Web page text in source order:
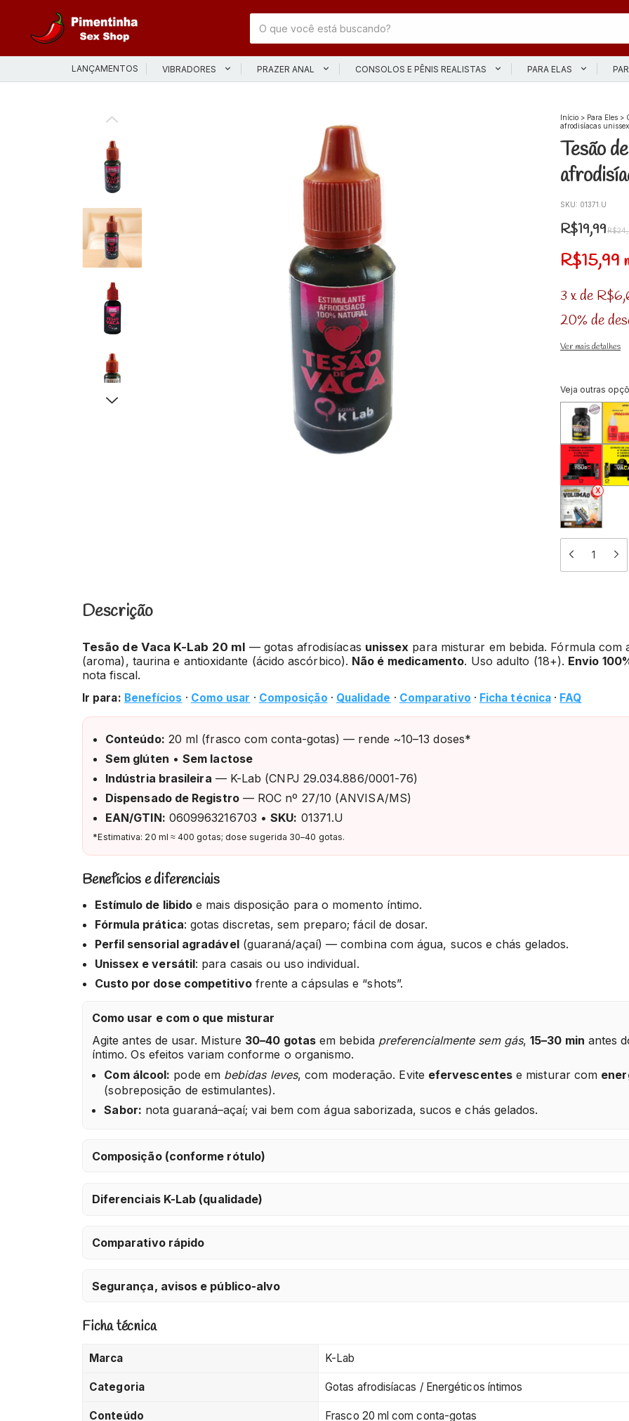
LANÇAMENTOS VIBRADORES PRAZER ANAL CONSOLOS E PÊNIS REALISTAS PARA ELAS
Início > Para Eles >
afrodisíacas unissex
Tesão
SKU: 01371.U
R$19,99
R$15,99
3 xde
20% de
Ver mais detalhes
Veja outras
Descrição
Tesão de Vaca K-Lab 20 ml — gotas afrodisíacas unissex para misturar em bebida. Fórmula com
(aroma), taurina e antioxidante (ácido ascórbico). Não é medicamento. Uso adulto (18+). Envio
nota fiscal.
Ir para: Benefícios · Como usar · Composição · Qualidade · Comparativo · Ficha técnica · FAQ
Conteúdo: 20 ml (frasco com conta-gotas) — rende ~10–13 doses*
Sem glúten •Sem lactose
Indústria brasileira — K-Lab (CNPJ 29.034.886/0001-76)
Dispensado de Registro— ROC nº 27/10 (ANVISA/MS)
EAN/GTIN: 0609963216703 •SKU: 01371.U
*Estimativa: 20 ml ≈ 400 gotas; dose sugerida 30–40 gotas.
Benefícios e diferenciais
Estímulo de libido e mais disposição para o momento íntimo.
Fórmula prática: gotas discretas, sem preparo; fácil de dosar.
Perfil sensorial agradável(guaraná/açaí) — combina com água, sucos e chás gelados.
Unissex e versátil: para casais ou uso individual.
Custo por dose competitivofrente a cápsulas e “shots”.
Como usar e com o que misturar
Agite antes de usar. Misture 30–40 gotas em bebida preferencialmente sem gás,15–30 min antes
íntimo. Os efeitos variam conforme o organismo.
Com álcool: pode em bebidas leves, com moderação. Evite efervescentese misturar com
(sobreposição de estimulantes).
Sabor: nota guaraná–açaí; vai bem com água saborizada, sucos e chás gelados.
Composição (conforme rótulo)
Diferenciais K-Lab (qualidade)
Comparativo rápido
Segurança, avisos e público-alvo
Ficha técnica
Marca K-Lab
Categoria Gotas afrodisíacas / Energéticos íntimos
Conteúdo Frasco 20 ml com conta-gotas